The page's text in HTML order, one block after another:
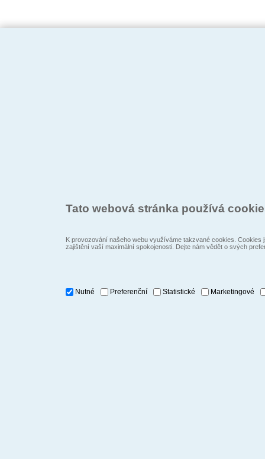
Tato webová stránka používá
K provozování našeho webu využíváme takzvané cookies.
zajištění vaší maximální spokojenosti. Dejte nám vědět o svých
Nutné Preferenční Statistické Marketingové